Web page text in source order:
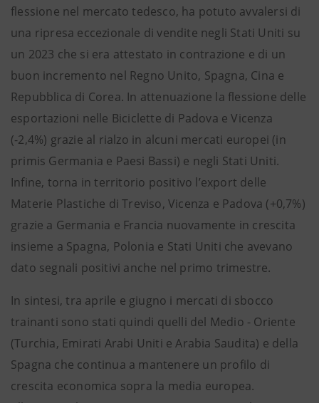
flessione nel mercato tedesco, ha potuto avvalersi di
una ripresa eccezionale di vendite negli Stati Uniti su
un 2023 che si era attestato in contrazione e di un
buon incremento nel Regno Unito, Spagna, Cina e
Repubblica di Corea. In attenuazione la flessione delle
esportazioni nelle Biciclette di Padova e Vicenza
(-2,4%) grazie al rialzo in alcuni mercati europei (in
primis Germania e Paesi Bassi) e negli Stati Uniti.
Infine, torna in territorio positivo l’export delle
Materie Plastiche di Treviso, Vicenza e Padova (+0,7%)
grazie a Germania e Francia nuovamente in crescita
insieme a Spagna, Polonia e Stati Uniti che avevano
dato segnali positivi anche nel primo trimestre.
In sintesi, tra aprile e giugno i mercati di sbocco
trainanti sono stati quindi quelli del Medio - Oriente
(Turchia, Emirati Arabi Uniti e Arabia Saudita) e della
Spagna che continua a mantenere un profilo di
crescita economica sopra la media europea.